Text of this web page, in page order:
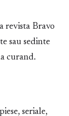
revista Bravo
sau sedinte
curand.
seriale,